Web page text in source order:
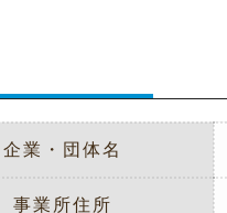
企業・団体名
事業所住所